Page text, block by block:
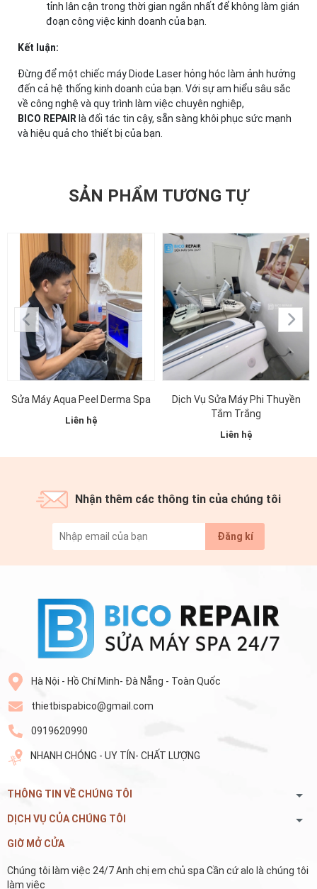
tỉnh lân cận trong thời gian ngắn nhất để không làm gián
đoạn công việc kinh doanh của bạn.
Kết luận:
Đừng để một chiếc máy Diode Laser hỏng hóc làm ảnh hưởng
đến cả hệ thống kinh doanh của bạn. Với sự am hiểu sâu sắc
về công nghệ và quy trình làm việc chuyên nghiệp,
BICO REPAIR là đối tác tin cậy, sẵn sàng khôi phục sức mạnh
và hiệu quả cho thiết bị của bạn.
SẢN PHẨM TƯƠNG TỰ
Sửa Máy Aqua Peel Derma Spa
Liên hệ
Dịch Vụ Sửa Máy Phi Thuyền
Tắm Trắng
Liên hệ
Nhận thêm các thông tin của chúng tôi
Đăng kí
Hà Nội - Hồ Chí Minh- Đà Nẵng - Toàn Quốc
thietbispabico@gmail.com
0919620990
NHANH CHÓNG - UY TÍN- CHẤT LƯỢNG
THÔNG TIN VỀ CHÚNG TÔI
DỊCH VỤ CỦA CHÚNG TÔI
GIỜ MỞ CỬA
Chúng tôi làm việc 24/7 Anh chị em chủ spa Cần cứ alo là chúng tôi
làm việc